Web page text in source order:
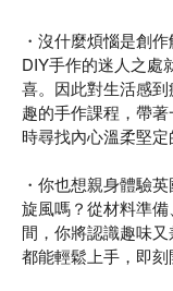
・沒什麼煩惱是創
DIY手作的迷人之處
喜。因此對生活感
趣的手作課程，帶
時尋找內心溫柔堅定
・你也想親身體驗
旋風嗎？從材料準
間，你將認識趣味
都能輕鬆上手，即